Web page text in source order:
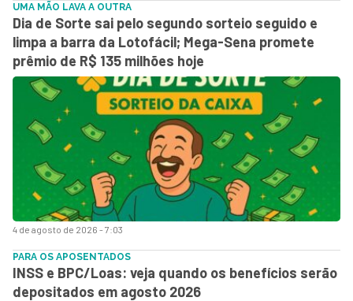
4 de agosto de 2026 - 7:03
UMA MÃO LAVA A OUTRA
Dia de Sorte sai pelo segundo sorteio seguido e
limpa a barra da Lotofácil; Mega-Sena promete
prêmio de R$ 135 milhões hoje
PARA OS APOSENTADOS
INSS e BPC/Loas: veja quando os benefícios serão
depositados em agosto 2026